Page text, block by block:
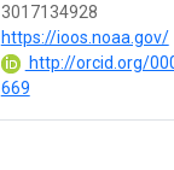
3017134928
https://ioos.noaa.gov/
http://orcid.org/
669